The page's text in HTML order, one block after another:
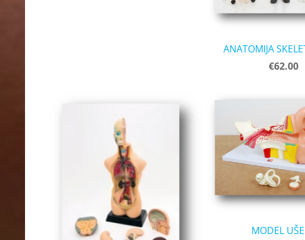
ANATOMIJA
€62.00
MODEL